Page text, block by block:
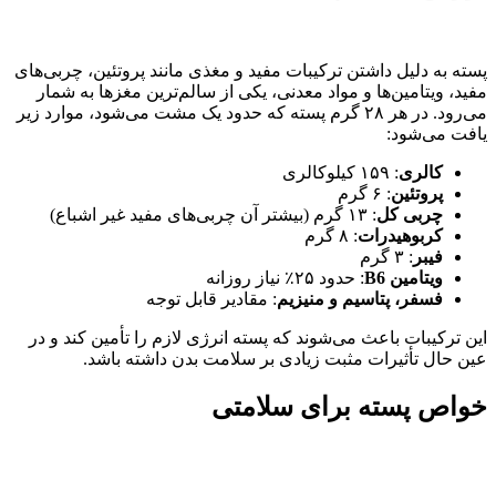
پسته به دلیل داشتن ترکیبات مفید و مغذی مانند پروتئین، چربی‌های
مفید، ویتامین‌ها و مواد معدنی، یکی از سالم‌ترین مغزها به شمار
می‌رود. در هر ۲۸ گرم پسته که حدود یک مشت می‌شود، موارد زیر
یافت می‌شود:
کالری: ۱۵۹ کیلوکالری
پروتئین: ۶ گرم
چربی کل: ۱۳ گرم (بیشتر آن چربی‌های مفید غیر اشباع)
کربوهیدرات: ۸ گرم
فیبر : ۳ گرم
ویتامین
: حدود ۲۵٪ نیاز روزانه
فسفر، پتاسیم و منیزیم: مقادیر قابل توجه
این ترکیبات باعث می‌شوند که پسته انرژی لازم را تأمین کند و در
عین حال تأثیرات مثبت زیادی بر سلامت بدن داشته باشد.
خواص پسته برای سلامتی